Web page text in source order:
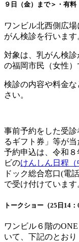
９日（金）まで＞・有料
ワンビル北西側広
がん検診を行います
対象は、乳がん検
の福岡市民（女性）
検診の内容や料金な
さい。
事前予約をした受
るギフト券」等が
予約申込は、令和
ビのけんしん日程
ドック総合窓口(電
で受け付けています
トークショー（25日14
ワンビル６階の
いて、下記のとおり